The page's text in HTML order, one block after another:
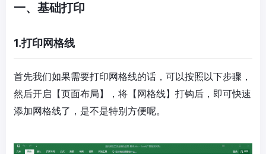
一、基础打印
1.打印网格线
首先我们如果需要打印网格线的话，可以按照以下步骤，
然后开启【页面布局】，将【网格线】打钩后，即可快速
添加网格线了，是不是特别方便呢。